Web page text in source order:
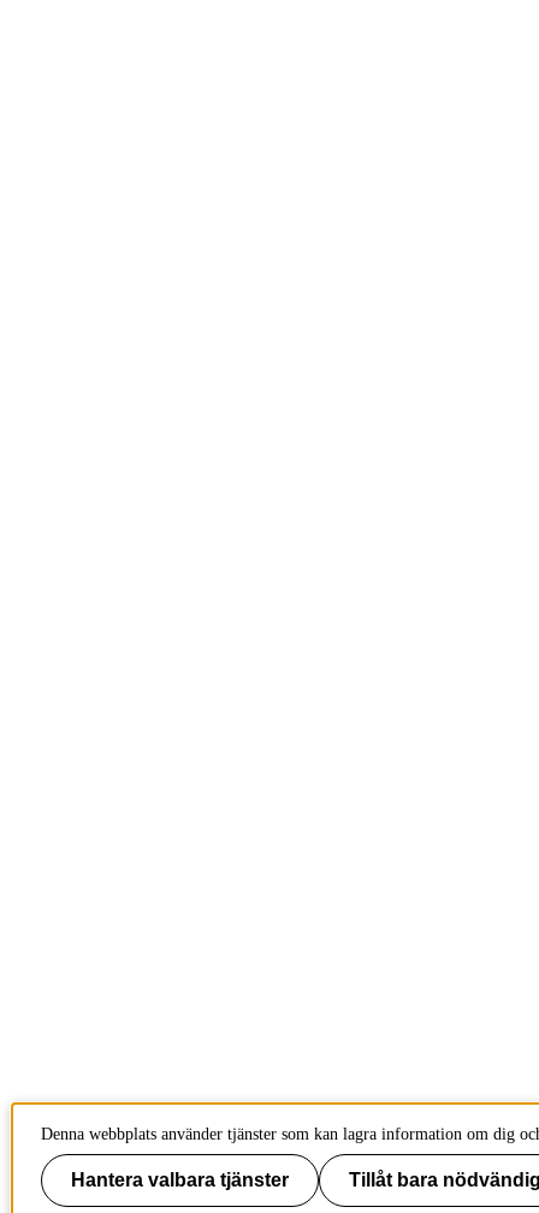
Denna webbplats använder tjänster som kan lagra information om dig
Hantera valbara tjänster Tillåt bara